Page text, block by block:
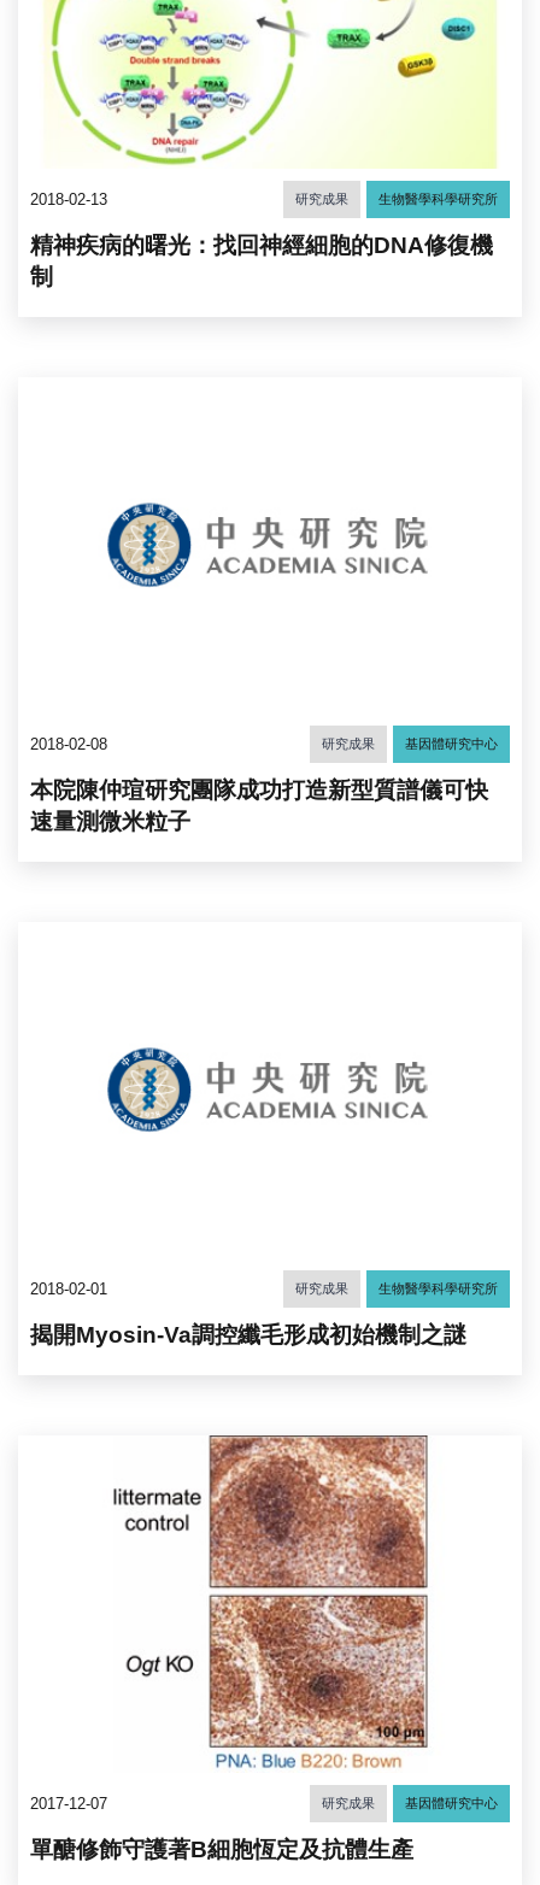
2018-02-13 研究成果 生物醫學科學研究所
精神疾病的曙光：找回神經細胞的DNA修復機
制
2018-02-08 研究成果 基因體研究中心
本院陳仲瑄研究團隊成功打造新型質譜儀可快
速量測微米粒子
2018-02-01 研究成果 生物醫學科學研究所
揭開Myosin-Va調控纖毛形成初始機制之謎
2017-12-07 研究成果 基因體研究中心
單醣修飾守護著B細胞恆定及抗體生產